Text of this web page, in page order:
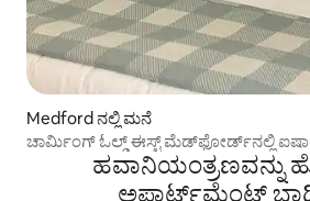
Medford ನಲ್ಲಿ ಮನೆ
ಚಾರ್ಮಿಂಗ್ ಓಲ್ಡ್ ಈಸ್ಟ್ ಮೆಡ್‌ಫೋರ್ಡ್‌ನಲ್ಲಿ
ಹವಾನಿಯಂತ್ರಣವನ್ನು
ಅಪಾರ್ಟ್‌ಮೆಂಟ್‌